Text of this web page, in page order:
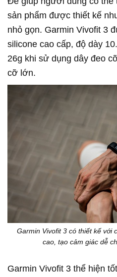
sản phẩm được thiết kế
nhỏ gọn. Garmin Vivofit 3
silicone cao cấp, độ dày
26g khi sử dụng dây đeo
cỡ lớn.
Garmin Vivofit 3 có thiết kế với
cao, tạo cảm giác dễ
Garmin Vivofit 3 thể hiện